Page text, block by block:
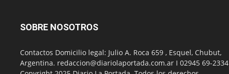
SOBRE NOSOTROS
Contactos Domicilio legal: Julio A. Roca 659 , Esquel, Chubut,
Argentina. redaccion@diariolaportada.com.ar I 02945 69-2334